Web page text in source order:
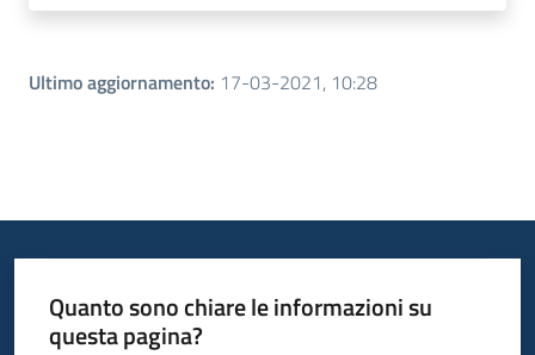
Ultimo aggiornamento: 17-03-2021, 10:28
Quanto sono chiare le informazioni su
questa pagina?